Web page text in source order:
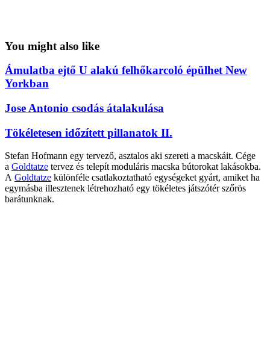
You might also like
Ámulatba ejtő U alakú felhőkarcoló épülhet New
Yorkban
Jose Antonio csodás átalakulása
Tökéletesen időzített pillanatok II.
Stefan Hofmann egy tervező, asztalos aki szereti a macskáit. Cége
a Goldtatze tervez és telepít moduláris macska bútorokat lakásokba.
A Goldtatze különféle csatlakoztatható egységeket gyárt, amiket ha
egymásba illesztenek létrehozható egy tökéletes játszótér szőrös
barátunknak.